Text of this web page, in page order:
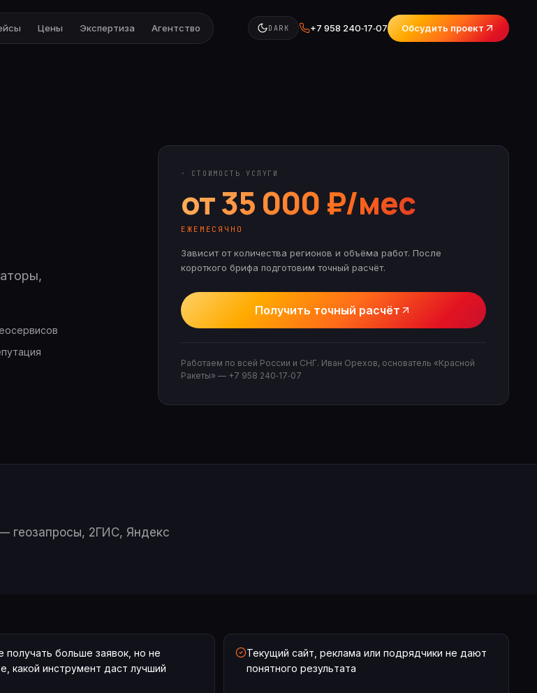
Цены Экспертиза Агентство DARK +7 958 240‑17‑07 Обсудить проект
· СТОИМОСТЬ УСЛУГИ
от 35 000 ₽/мес
ЕЖЕМЕСЯЧНО
Зависит от количества регионов и объёма работ. После
короткого брифа подготовим точный расчёт.
Получить точный расчёт
Работаем по всей России и СНГ. Иван Орехов, основатель «Красной
Ракеты» — +7 958 240‑17‑07
геозапросы, 2ГИС, Яндекс
получать больше заявок, но не
какой инструмент даст лучший
Текущий сайт, реклама или подрядчики не дают
понятного результата